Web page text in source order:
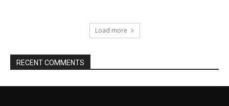
Load more
RECENT COMMENTS